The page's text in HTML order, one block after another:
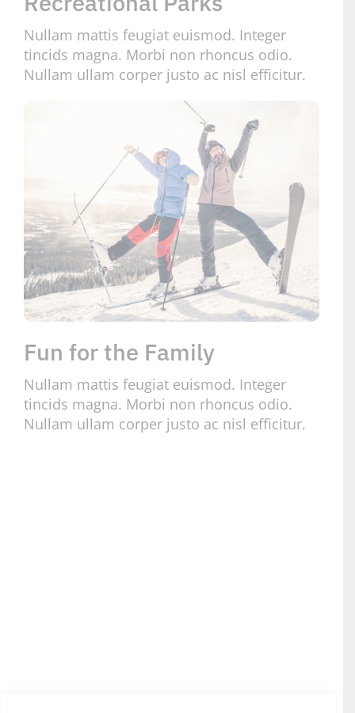
Nullam mattis feugiat euismod. Integer
tincids magna. Morbi non rhoncus odio.
Nullam ullam corper justo ac nisl efficitur.
Fun for the Family
Nullam mattis feugiat euismod. Integer
tincids magna. Morbi non rhoncus odio.
Nullam ullam corper justo ac nisl efficitur.